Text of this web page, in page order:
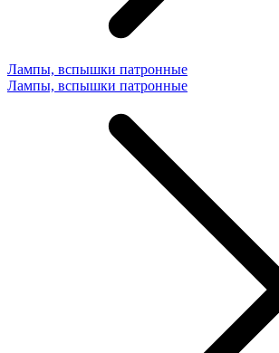
Лампы, вспышки патронные
Лампы, вспышки патронные